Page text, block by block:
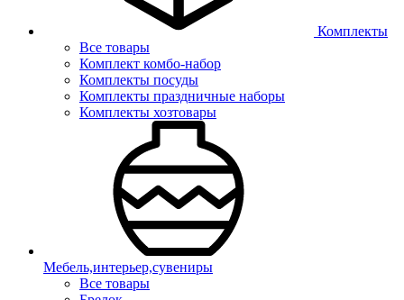
Комплекты
Все товары
Комплект комбо-набор
Комплекты посуды
Комплекты праздничные наборы
Комплекты хозтовары
Мебель,интерьер,сувениры
Все товары